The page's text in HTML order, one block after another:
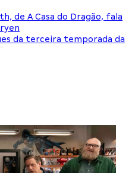
de A Casa do Dragão, fala
da terceira temporada da